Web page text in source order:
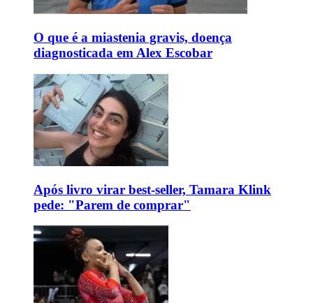
O que é a miastenia gravis, doença
diagnosticada em Alex Escobar
Após livro virar best-seller, Tamara Klink
pede: "Parem de comprar"